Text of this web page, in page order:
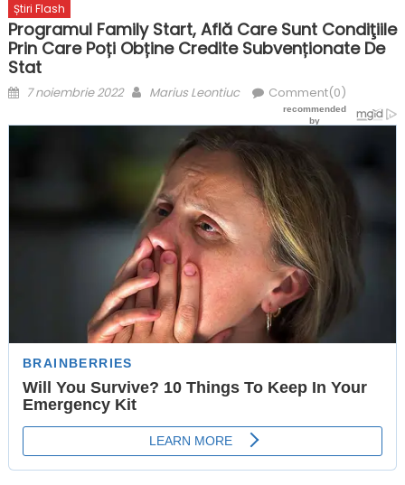
Știri Flash
Programul Family Start, Află Care Sunt Condiţiile
Prin Care Poți Obține Credite Subvenționate De
Stat
Posted
7 noiembrie 2022 Author
Marius Leontiuc Comment(0)